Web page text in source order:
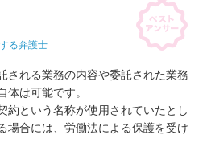
る弁護士
される業務の内容や委託された業務
体は可能です。
という名称が使用されていたとし
場合には、労働法による保護を受け